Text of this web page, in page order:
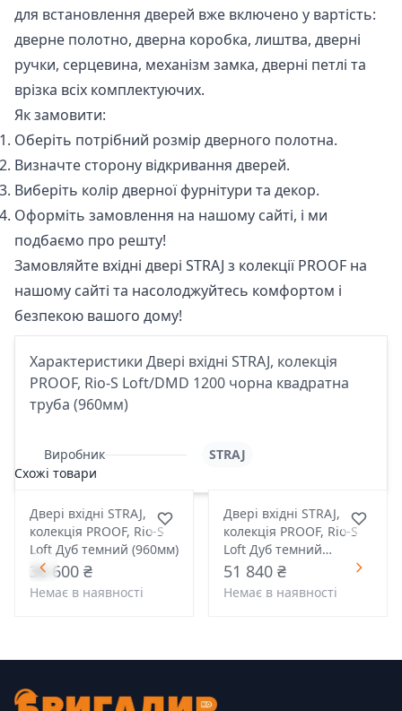
для встановлення дверей вже включено у вартість:
дверне полотно, дверна коробка, лиштва, дверні
ручки, серцевина, механізм замка, дверні петлі та
врізка всіх комплектуючих.
Як замовити:
Оберіть потрібний розмір дверного полотна.
Визначте сторону відкривання дверей.
Виберіть колір дверної фурнітури та декор.
Оформіть замовлення на нашому сайті, і ми
подбаємо про решту!
Замовляйте вхідні двері STRAJ з колекції PROOF на
нашому сайті та насолоджуйтесь комфортом і
безпекою вашого дому!
Характеристики Двері вхідні STRAJ, колекція
PROOF, Rio-S Loft/DMD 1200 чорна квадратна
труба (960мм)
Виробник
STRAJ
Схожі товари
Двері вхідні STRAJ,
колекція PROOF, Rio-S
Loft Дуб темний (960мм)
36 600 ₴
Немає в наявності
Двері вхідні STRAJ,
колекція PROOF, Rio-S
Loft Дуб темний
(1200мм)
51 840 ₴
Немає в наявності